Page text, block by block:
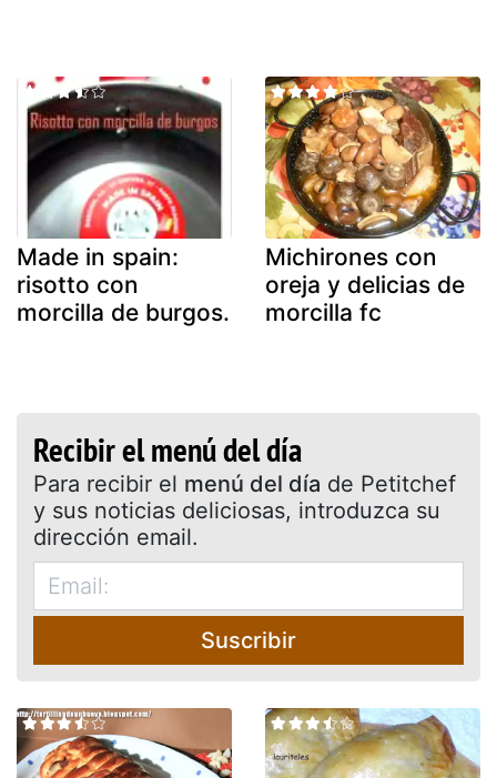
Made in spain:
risotto con
morcilla de burgos.
Michirones con
oreja y delicias de
morcilla fc
Recibir el menú del día
Para recibir el menú del día de Petitchef
y sus noticias deliciosas, introduzca su
dirección email.
Suscribir